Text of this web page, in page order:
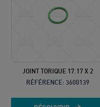
JOINT TORIQUE 17.17 X 2
RÉFÉRENCE: 3600139